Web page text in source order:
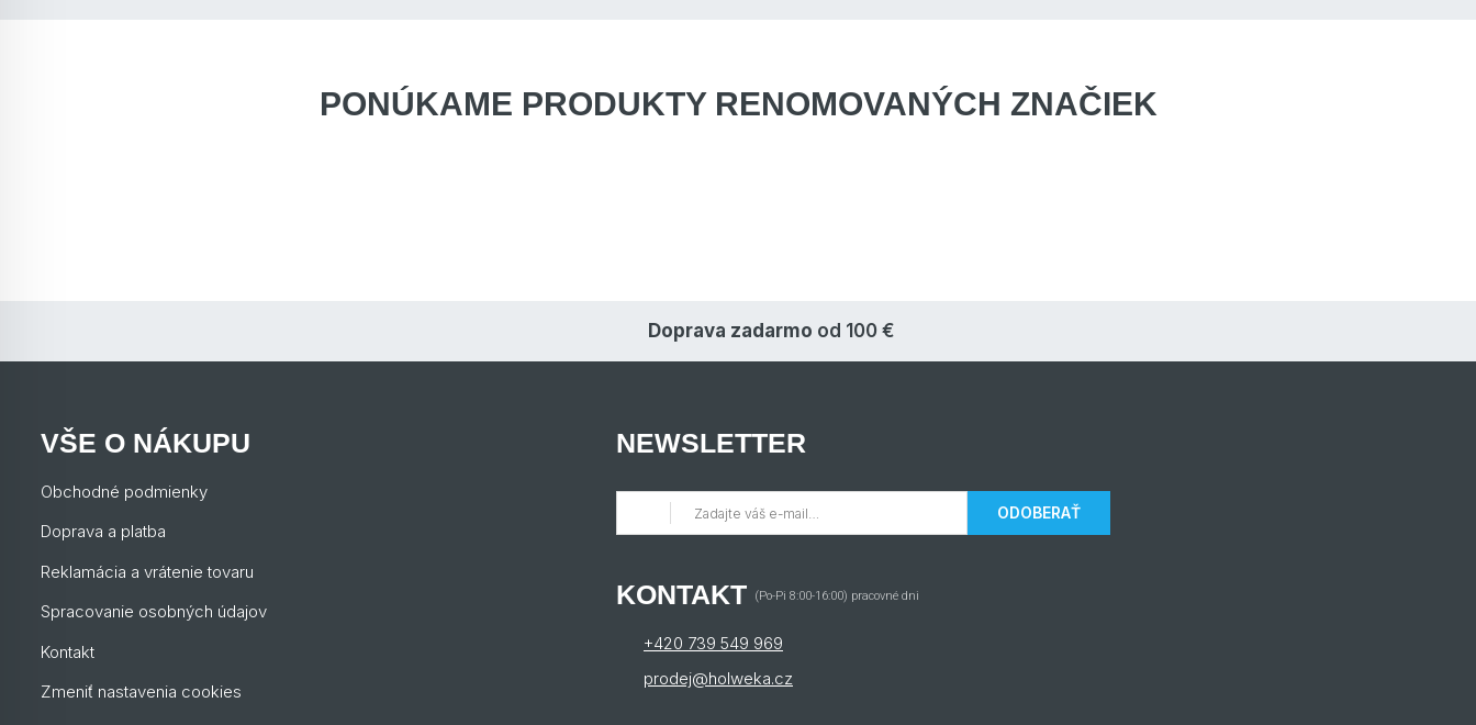
PONÚKAME PRODUKTY RENOMOVANÝCH ZNAČIEK
Doprava zadarmo od 100 €
VŠE O NÁKUPU
Obchodné podmienky
Doprava a platba
Reklamácia a vrátenie tovaru
Spracovanie osobných údajov
Kontakt
Zmeniť nastavenia cookies
NEWSLETTER
ODOBERAŤ
KONTAKT (Po-Pi 8:00-16:00) pracovné dni
+420 739 549 969
prodej@holweka.cz